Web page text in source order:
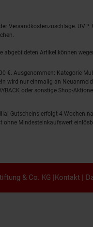
Versandkostenzuschläge.
Artikel können
Ausgenommen: Kategorie
wird nur einmalig an
oder sonstige Shop-
Gutscheins erfolgt 4 Wochen
Mindesteinkaufswert
& Co. KG |Kontakt |